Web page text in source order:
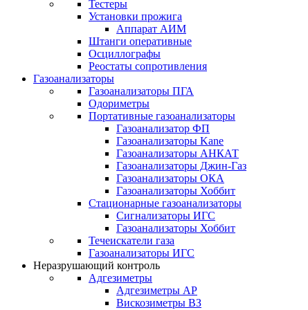
Тестеры
Установки прожига
Аппарат АИМ
Штанги оперативные
Осциллографы
Реостаты сопротивления
Газоанализаторы
Газоанализаторы ПГА
Одориметры
Портативные газоанализаторы
Газоанализатор ФП
Газоанализаторы Kane
Газоанализаторы АНКАТ
Газоанализаторы Джин-Газ
Газоанализаторы ОКА
Газоанализаторы Хоббит
Стационарные газоанализаторы
Сигнализаторы ИГС
Газоанализаторы Хоббит
Течеискатели газа
Газоанализаторы ИГС
Неразрушающий контроль
Адгезиметры
Адгезиметры АР
Вискозиметры ВЗ